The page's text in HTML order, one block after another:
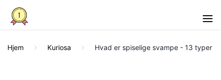
Hjem Kuriosa Hvad er spiselige svampe - 13 typer